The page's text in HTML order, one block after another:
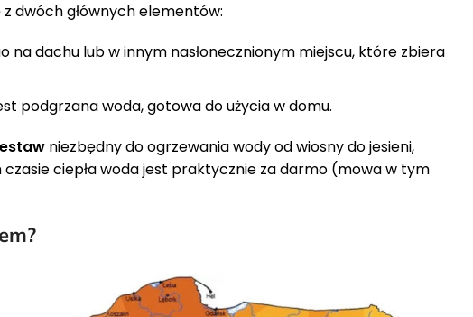
Sprawdź
dwóch głównych elementów:
na dachu lub w innym nasłonecznionym miejscu, które zbiera
podgrzana woda, gotowa do użycia w domu.
niezbędny do ogrzewania wody od wiosny do jesieni,
ciepła woda jest praktycznie za darmo (mowa w tym